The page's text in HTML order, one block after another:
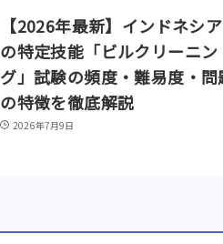
【2026年最新】インドネシ
の特定技能「ビルクリーニン
グ」試験の頻度・難易度・問
の特徴を徹底解説
2026年7月9日